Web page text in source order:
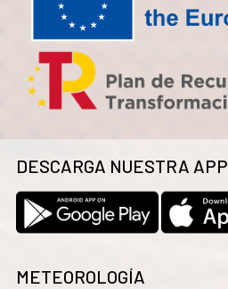
DESCARGA NUESTRA APP
METEOROLOGÍA